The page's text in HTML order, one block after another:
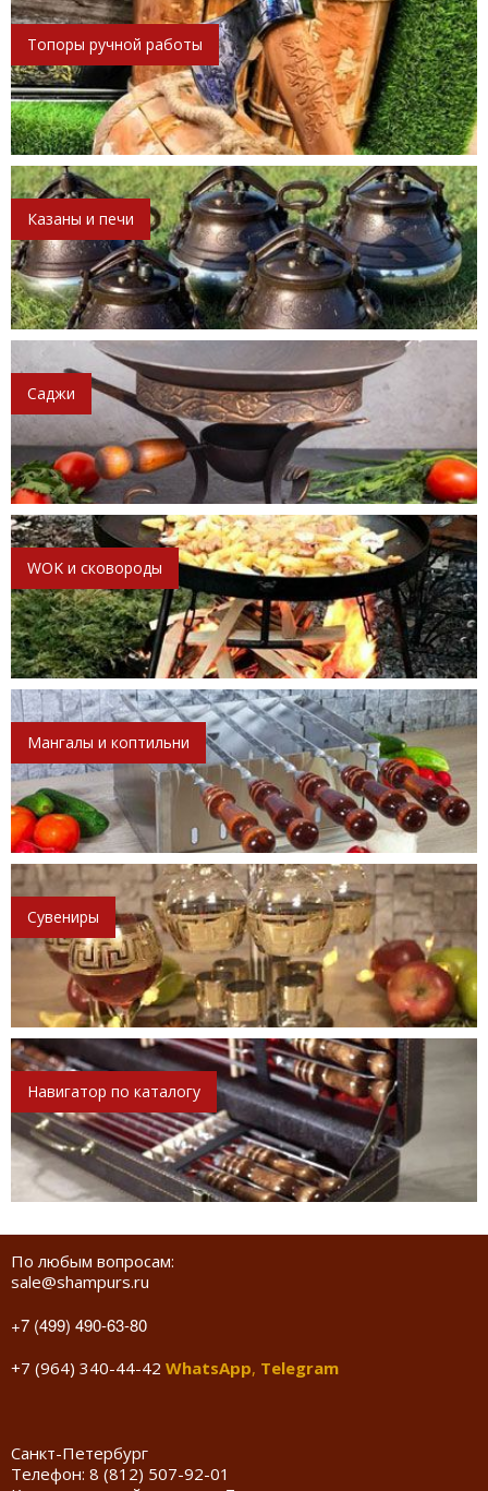
Топоры ручной работы
Казаны и печи
Саджи
WOK и сковороды
Мангалы и коптильни
Сувениры
Навигатор по каталогу
По любым вопросам:
sale@shampurs.ru
+7 (499) 490-63-80
+7 (964) 340-44-42 WhatsApp, Telegram
Санкт-Петербург
Телефон: 8 (812) 507-92-01